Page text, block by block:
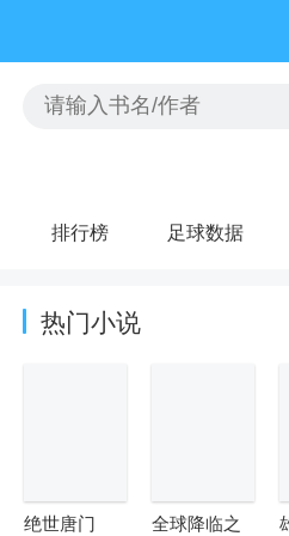
排行榜 足球数据